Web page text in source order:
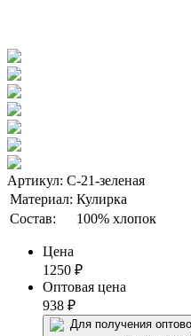
Артикул: С-21-зеленая
Материал: Кулирка
Состав:
100% хлопок
Цена
1250 ₽
Оптовая цена
938 ₽